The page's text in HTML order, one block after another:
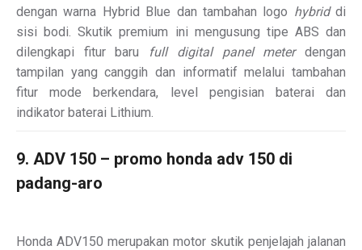
dengan warna Hybrid Blue dan tambahan logo hybriddi
sisi bodi. Skutik premium ini mengusung tipe ABS dan
dilengkapi fitur baru full digital panel meterdengan
tampilan yang canggih dan informatif melalui tambahan
fitur mode berkendara, level pengisian baterai dan
indikator baterai Lithium.
9. ADV 150 – promo honda adv 150 di
padang-aro
Honda ADV150 merupakan motor skutik penjelajah jalanan